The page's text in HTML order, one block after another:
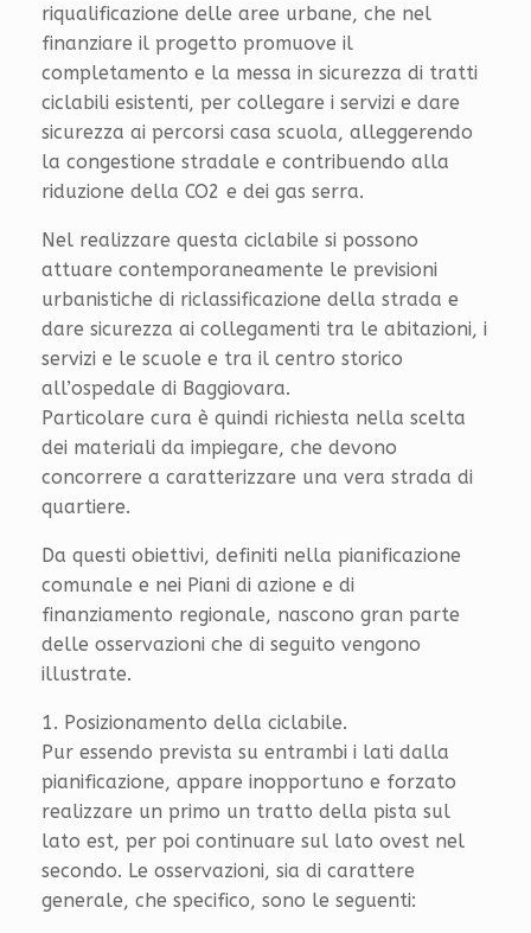
riqualificazione delle aree urbane, che nel
finanziare il progetto promuove il
completamento e la messa in sicurezza di tratti
ciclabili esistenti, per collegare i servizi e dare
sicurezza ai percorsi casa scuola, alleggerendo
la congestione stradale e contribuendo alla
riduzione della CO2 e dei gas serra.
Nel realizzare questa ciclabile si possono
attuare contemporaneamente le previsioni
urbanistiche di riclassificazione della strada e
dare sicurezza ai collegamenti tra le abitazioni, i
servizi e le scuole e tra il centro storico
all’ospedale di Baggiovara.
Particolare cura è quindi richiesta nella scelta
dei materiali da impiegare, che devono
concorrere a caratterizzare una vera strada di
quartiere.
Da questi obiettivi, definiti nella pianificazione
comunale e nei Piani di azione e di
finanziamento regionale, nascono gran parte
delle osservazioni che di seguito vengono
illustrate.
1. Posizionamento della ciclabile.
Pur essendo prevista su entrambi i lati dalla
pianificazione, appare inopportuno e forzato
realizzare un primo un tratto della pista sul
lato est, per poi continuare sul lato ovest nel
secondo. Le osservazioni, sia di carattere
generale, che specifico, sono le seguenti: